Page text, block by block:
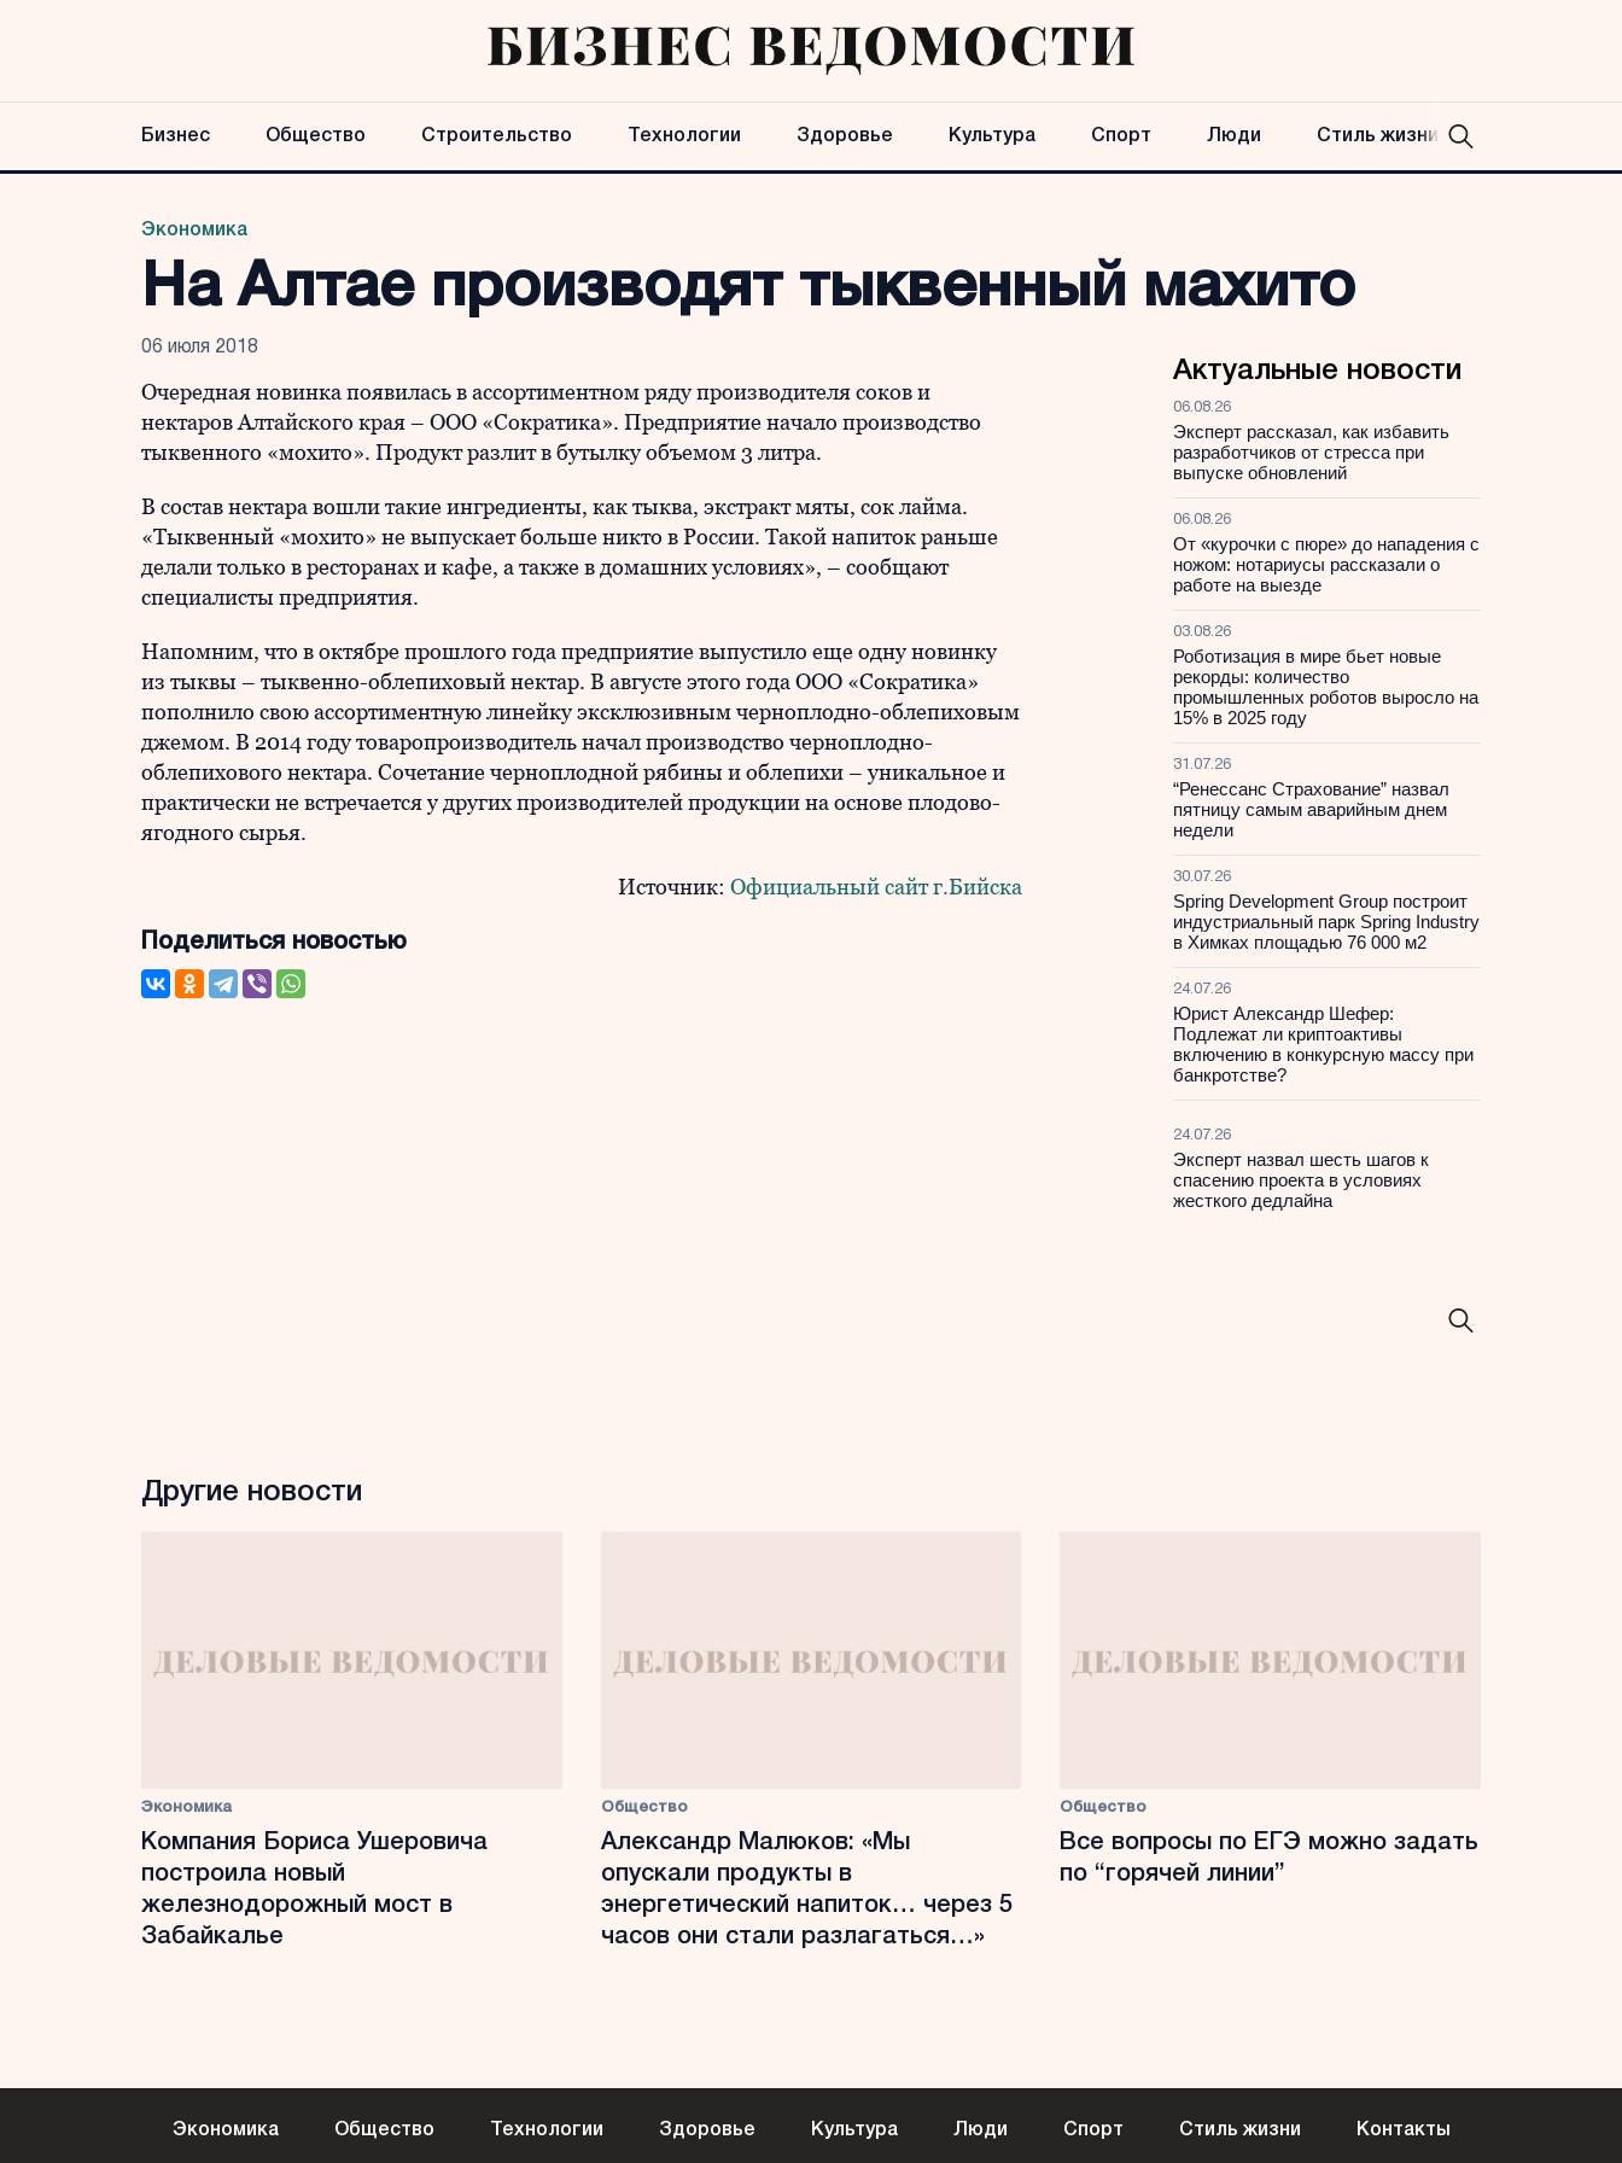
Бизнес Общество Строительство Технологии Здоровье Культура Спорт Люди Стиль жизни
Экономика
На Алтае производят тыквенный махито
06 июля 2018
Очередная новинка появилась в ассортиментном ряду производителя соков и
нектаров Алтайского края – ООО «Сократика». Предприятие начало производство
тыквенного «мохито». Продукт разлит в бутылку объемом 3 литра.
В состав нектара вошли такие ингредиенты, как тыква, экстракт мяты, сок лайма.
«Тыквенный «мохито» не выпускает больше никто в России. Такой напиток раньше
делали только в ресторанах и кафе, а также в домашних условиях», – сообщают
специалисты предприятия.
Напомним, что в октябре прошлого года предприятие выпустило еще одну новинку
из тыквы – тыквенно-облепиховый нектар. В августе этого года ООО «Сократика»
пополнило свою ассортиментную линейку эксклюзивным черноплодно-облепиховым
джемом. В 2014 году товаропроизводитель начал производство черноплодно-
облепихового нектара. Сочетание черноплодной рябины и облепихи – уникальное и
практически не встречается у других производителей продукции на основе плодово-
ягодного сырья.
Источник: Официальный сайт г.Бийска
Поделиться новостью
Актуальные новости
06.08.26
Эксперт рассказал, как избавить
разработчиков от стресса при
выпуске обновлений
06.08.26
От «курочки с пюре» до нападения с
ножом: нотариусы рассказали о
работе на выезде
03.08.26
Роботизация в мире бьет новые
рекорды: количество
промышленных роботов выросло на
15% в 2025 году
31.07.26
“Ренессанс Страхование” назвал
пятницу самым аварийным днем
недели
30.07.26
Spring Development Group построит
индустриальный парк Spring Industry
в Химках площадью 76 000 м2
24.07.26
Юрист Александр Шефер:
Подлежат ли криптоактивы
включению в конкурсную массу при
банкротстве?
24.07.26
Эксперт назвал шесть шагов к
спасению проекта в условиях
жесткого дедлайна
Другие новости
Экономика
Компания Бориса Ушеровича
построила новый
железнодорожный мост в
Забайкалье
Общество
Александр Малюков: «Мы
опускали продукты в
энергетический напиток… через 5
часов они стали разлагаться…»
Общество
Все вопросы по ЕГЭ можно задать
по “горячей линии”
Экономика Общество Технологии Здоровье Культура Люди Спорт Стиль жизни Контакты